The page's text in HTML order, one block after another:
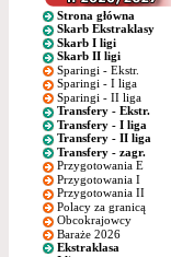
Strona główna
Skarb Ekstraklasy
Skarb I ligi
Skarb II ligi
Sparingi - Ekstr.
Sparingi - I liga
Sparingi - II liga
Transfery - Ekstr.
Transfery - I liga
Transfery - II liga
Transfery - zagr.
Przygotowania E
Przygotowania I
Przygotowania II
Polacy za granicą
Obcokrajowcy
Baraże 2026
Ekstraklasa